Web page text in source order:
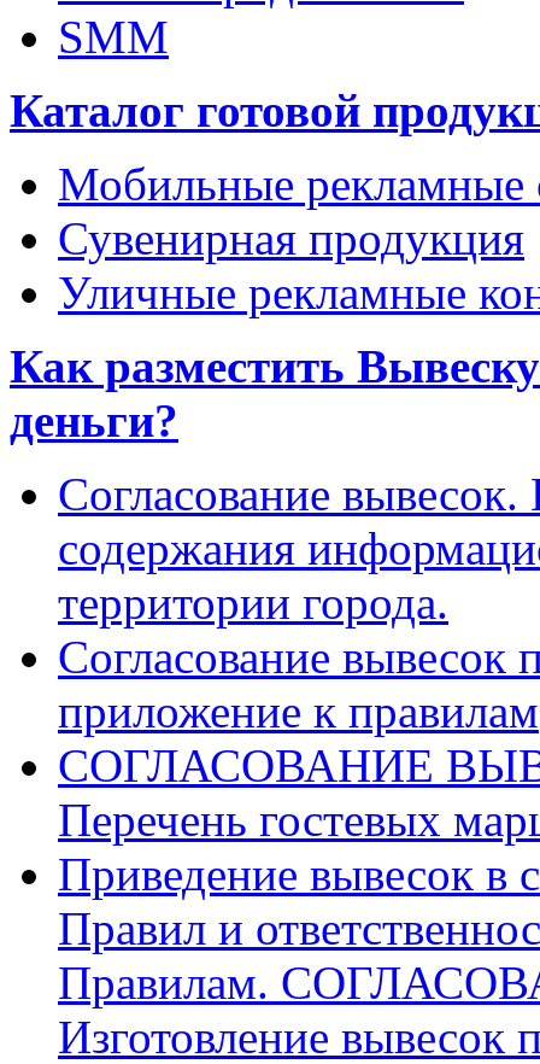
SMM
Каталог готовой
Мобильные рекламные
Сувенирная продукция
Уличные рекламные
Как разместить
деньги?
Согласование
содержания
территории города.
Согласование вывесок
приложение к правилам
СОГЛАСОВАНИЕ
Перечень гостевых
Приведение вывесок в
Правил и
Правилам.
Изготовление вывесок